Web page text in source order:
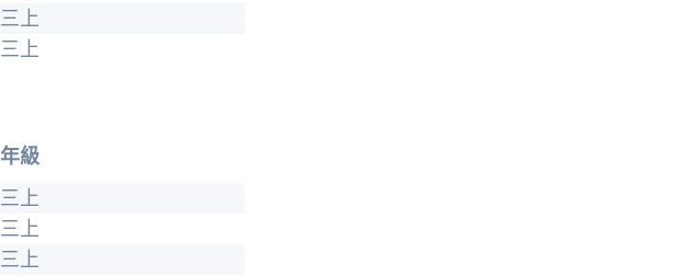
三上
三上
年級
三上
三上
三上